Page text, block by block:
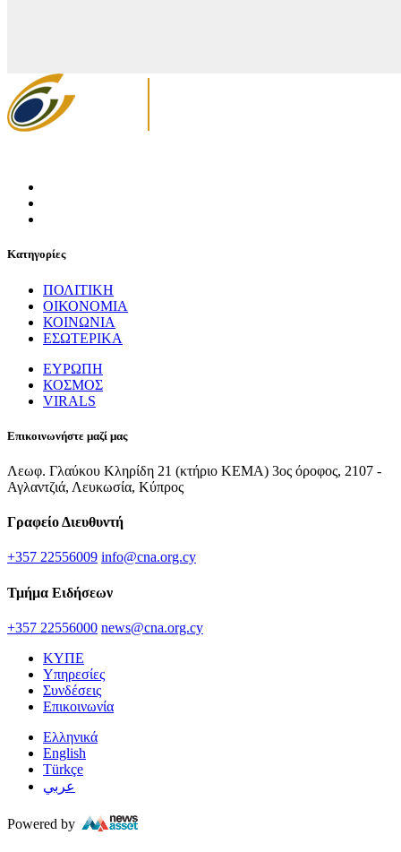
Κατηγορίες
ΠΟΛΙΤΙΚΗ
ΟΙΚΟΝΟΜΙΑ
ΚΟΙΝΩΝΙΑ
ΕΣΩΤΕΡΙΚΑ
ΕΥΡΩΠΗ
ΚΟΣΜΟΣ
VIRALS
Επικοινωνήστε μαζί μας
Λεωφ. Γλαύκου Κληρίδη 21 (κτήριο ΚΕΜΑ) 3ος όροφος, 2107 -
Αγλαντζιά, Λευκωσία, Κύπρος
Γραφείο Διευθυντή
+357 22556009 info@cna.org.cy
Τμήμα Ειδήσεων
+357 22556000 news@cna.org.cy
ΚΥΠΕ
Υπηρεσίες
Συνδέσεις
Επικοινωνία
Ελληνικά
English
Türkçe
عربي
Powered by